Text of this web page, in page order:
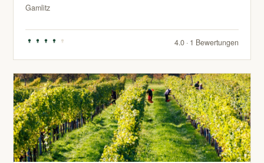
Gamlitz
4.0 · 1 Bewertungen